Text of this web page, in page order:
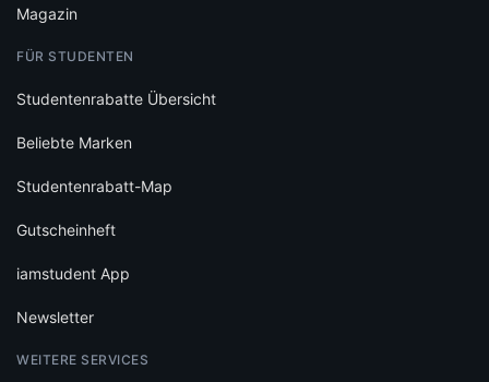
Magazin
FÜR STUDENTEN
Studentenrabatte Übersicht
Beliebte Marken
Studentenrabatt-Map
Gutscheinheft
iamstudent App
Newsletter
WEITERE SERVICES